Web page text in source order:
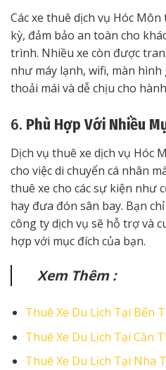
Các xe thuê dịch vụ Hóc
kỳ, đảm bảo an toàn cho
trình. Nhiều xe còn được
như máy lạnh, wifi, màn
thoải mái và dễ chịu cho
6. Phù Hợp Với Nhiều
Dịch vụ thuê xe dịch vụ Hóc
cho việc di chuyển cá nhân
thuê xe cho các sự kiện như
hay đưa đón sân bay. Bạn
công ty dịch vụ sẽ hỗ trợ và
hợp với mục đích của bạn.
Xem Thêm :
Thuê Xe Du Lịch Tại Bến
Thuê Xe Du Lịch Tại Cần
Thuê Xe Du Lịch Tại Nha